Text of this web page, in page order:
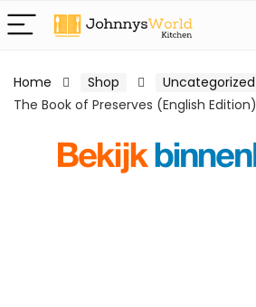
Home Shop Uncategorized
The Book of Preserves (English Edition)